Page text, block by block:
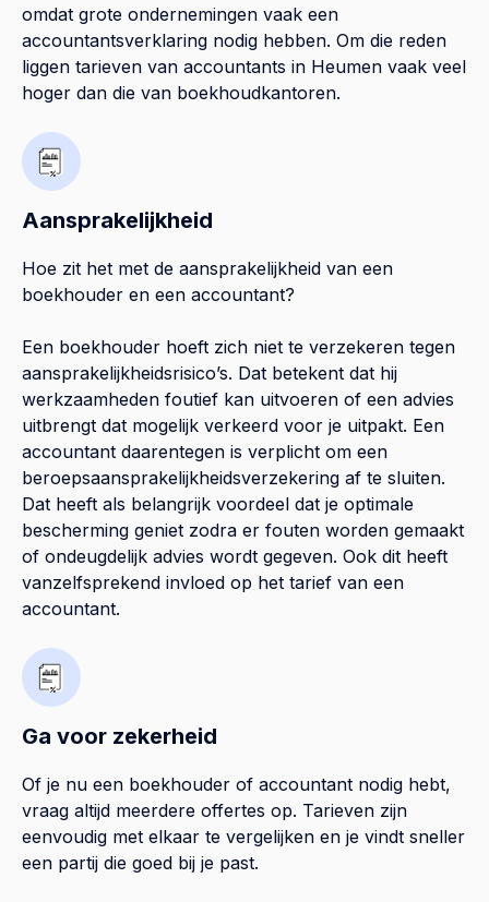
omdat grote ondernemingen vaak een
accountantsverklaring nodig hebben. Om die reden
liggen tarieven van accountants in Heumen vaak veel
hoger dan die van boekhoudkantoren.
Aansprakelijkheid
Hoe zit het met de aansprakelijkheid van een
boekhouder en een accountant?
Een boekhouder hoeft zich niet te verzekeren tegen
aansprakelijkheidsrisico’s. Dat betekent dat hij
werkzaamheden foutief kan uitvoeren of een advies
uitbrengt dat mogelijk verkeerd voor je uitpakt. Een
accountant daarentegen is verplicht om een
beroepsaansprakelijkheidsverzekering af te sluiten.
Dat heeft als belangrijk voordeel dat je optimale
bescherming geniet zodra er fouten worden gemaakt
of ondeugdelijk advies wordt gegeven. Ook dit heeft
vanzelfsprekend invloed op het tarief van een
accountant.
Ga voor zekerheid
Of je nu een boekhouder of accountant nodig hebt,
vraag altijd meerdere offertes op. Tarieven zijn
eenvoudig met elkaar te vergelijken en je vindt sneller
een partij die goed bij je past.